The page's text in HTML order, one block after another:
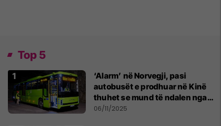
Top 5
‘Alarm’ në Norvegji, pasi
autobusët e prodhuar në Kinë
thuhet se mund të ndalen nga
distanca
06/11/2025